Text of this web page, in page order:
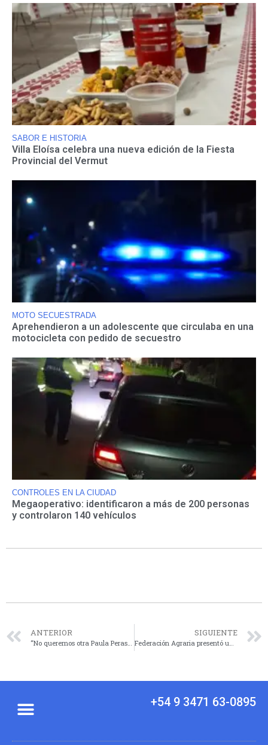
SABOR E HISTORIA
Villa Eloísa celebra una nueva edición de la Fiesta
Provincial del Vermut
MOTO SECUESTRADA
Aprehendieron a un adolescente que circulaba en una
motocicleta con pedido de secuestro
CONTROLES EN LA CIUDAD
Megaoperativo: identificaron a más de 200 personas
y controlaron 140 vehículos
ANTERIOR
“No queremos otra Paula Perassi, que Sofía aparezca sana y salva lo antes posible”
SIGUIENTE
Federación Agraria presentó una propuesta para evitar la venta de terrenos del INTA
+54 9 3471 63-0895